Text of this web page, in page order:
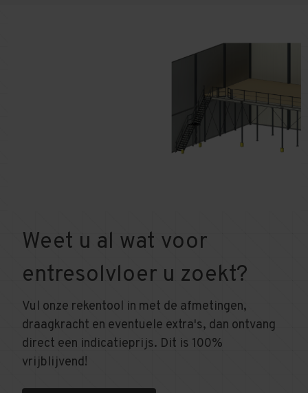
Weet u al wat voor
entresolvloer u zoekt?
Vul onze rekentool in met de afmetingen,
draagkracht en eventuele extra's, dan ontvang
direct een indicatieprijs. Dit is 100%
vrijblijvend!